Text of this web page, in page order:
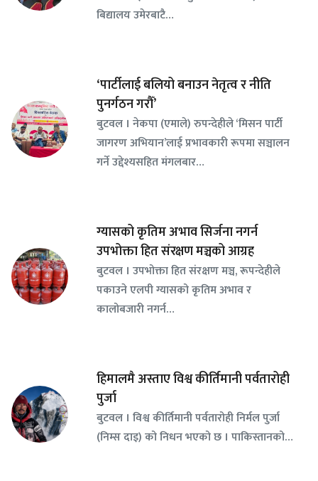
बिद्यालय उमेरबाटै…
‘पार्टीलाई बलियो बनाउन नेतृत्व र नीति
पुनर्गठन गरौँ’
बुटवल । नेकपा (एमाले) रुपन्देहीले ‘मिसन पार्टी
जागरण अभियान’लाई प्रभावकारी रूपमा सञ्चालन
गर्ने उद्देश्यसहित मंगलबार…
ग्यासको कृतिम अभाव सिर्जना नगर्न
उपभोक्ता हित संरक्षण मञ्चको आग्रह
बुटवल । उपभोक्ता हित संरक्षण मञ्च, रूपन्देहीले
पकाउने एलपी ग्यासको कृतिम अभाव र
कालोबजारी नगर्न…
हिमालमै अस्ताए विश्व कीर्तिमानी पर्वतारोही
पुर्जा
बुटवल । विश्व कीर्तिमानी पर्वतारोही निर्मल पुर्जा
(निम्स दाइ) को निधन भएको छ । पाकिस्तानको…